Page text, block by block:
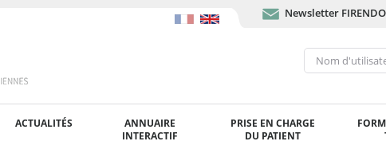
Newsletter FIRENDO
ACTUALITÉS
ANNUAIRE
INTERACTIF
PRISE EN CHARGE
DU PATIENT